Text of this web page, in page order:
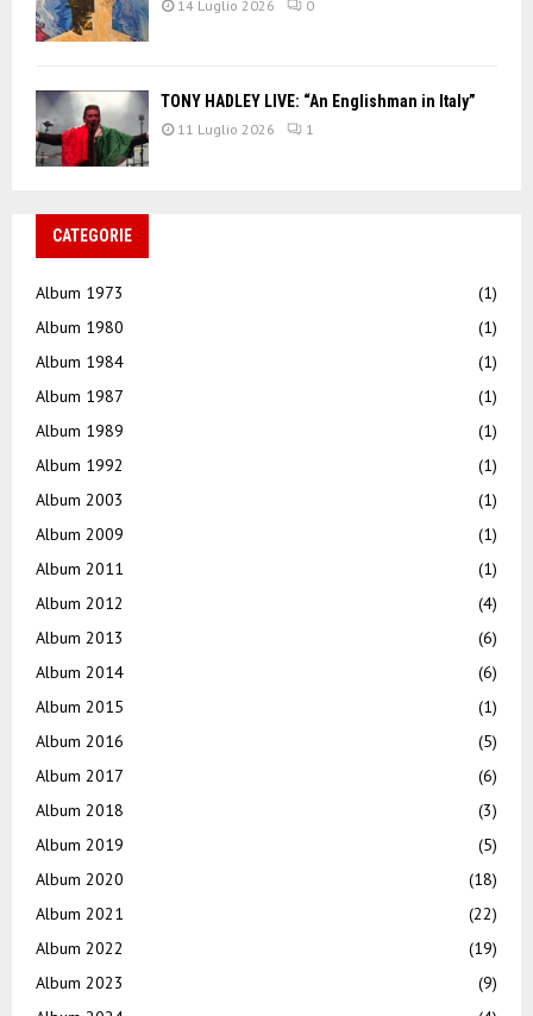
14 Luglio 2026 0
TONY HADLEY LIVE: “An Englishman in Italy”
11 Luglio 2026 1
CATEGORIE
Album 1973
(1)
Album 1980
(1)
Album 1984
(1)
Album 1987
(1)
Album 1989
(1)
Album 1992
(1)
Album 2003
(1)
Album 2009
(1)
Album 2011
(1)
Album 2012
(4)
Album 2013
(6)
Album 2014
(6)
Album 2015
(1)
Album 2016
(5)
Album 2017
(6)
Album 2018
(3)
Album 2019
(5)
Album 2020
(18)
Album 2021
(22)
Album 2022
(19)
Album 2023
(9)